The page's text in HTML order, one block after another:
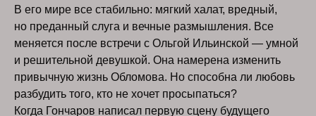
В его мире все стабильно: мягкий халат, вредный,
но преданный слуга и вечные размышления. Все
меняется после встречи с Ольгой Ильинской — умной
и решительной девушкой. Она намерена изменить
привычную жизнь Обломова. Но способна ли любовь
разбудить того, кто не хочет просыпаться?
Когда Гончаров написал первую сцену будущего